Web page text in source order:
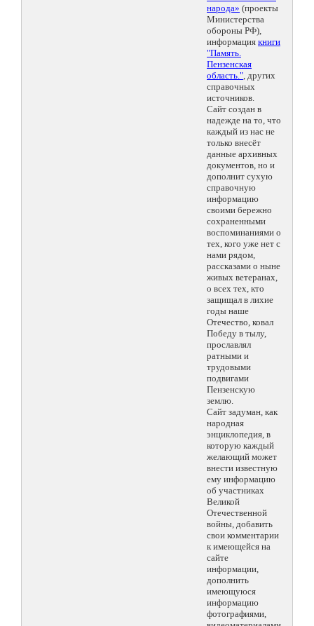
народа» (проекты
Министерства
обороны РФ),
информация книги
"Память.
Пензенская
область.", других
справочных
источников.
Сайт создан в
надежде на то, что
каждый из нас не
только внесёт
данные архивных
документов, но и
дополнит сухую
справочную
информацию
своими бережно
сохраненными
воспоминаниями о
тех, кого уже нет с
нами рядом,
рассказами о ныне
живых ветеранах,
о всех тех, кто
защищал в лихие
годы наше
Отечество, ковал
Победу в тылу,
прославлял
ратными и
трудовыми
подвигами
Пензенскую
землю.
Сайт задуман, как
народная
энциклопедия, в
которую каждый
желающий может
внести известную
ему информацию
об участниках
Великой
Отечественной
войны, добавить
свои комментарии
к имеющейся на
сайте
информации,
дополнить
имеющуюся
информацию
фотографиями,